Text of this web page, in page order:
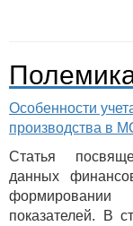
Особенности
производства в
Статья
данных
формировании
показателей. В